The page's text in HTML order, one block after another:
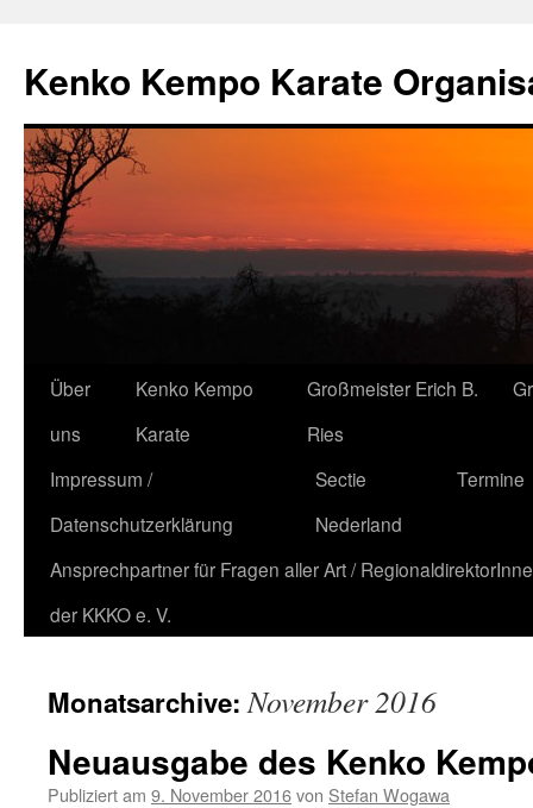
Kenko Kempo Karate
Zum
Inhalt
springen
Über
uns
Kenko Kempo
Karate
Großmeister Erich B.
Ries
Impressum /
Datenschutzerklärung
Sectie
Nederland
Termine
Ansprechpartner für Fragen aller Art /
der KKKO e. V.
Monatsarchive:November 2016
Neuausgabe des Kenko
Publiziert am 9. November 2016von Stefan Wogawa